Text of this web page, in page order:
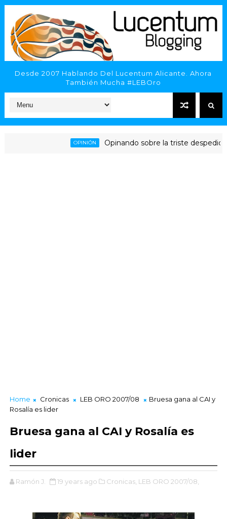
Desde 2007 Hablando Del Lucentum Alicante. Ahora
También Mucha #LEBOro
OPINIÓN Opinando sobre la triste despedida del
Home Cronicas LEB ORO 2007/08
Bruesa gana al CAI y
Rosalía es lider
Bruesa gana al CAI y Rosalía es
lider
Ramón J. 19 years ago Cronicas, LEB ORO 2007/08,